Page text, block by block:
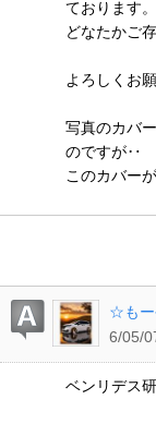
ております。
どなたかご
よろしくお願
写真のカバ
のですが‥
このカバー
☆も
6/05/
ベンリデス